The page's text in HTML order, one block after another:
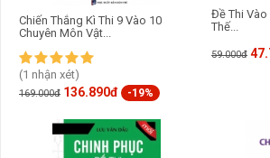
Hi vọng, với nội dung nêu trên cùng sự
từng chủ đề, từ phát âm, từ vựng, … cho đến
Chiến Thắng Kì Thi 9 Vào 10
Chuyên Môn Vật...
(1 nhận xét)
169.000đ 136.890đ -19%
Đề Thi Vào
Thế...
59.000đ